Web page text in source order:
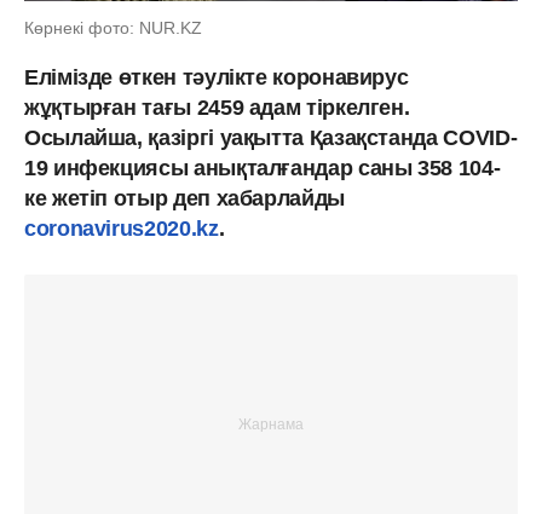
Көрнекі фото: NUR.KZ
Елімізде өткен тәулікте коронавирус
жұқтырған тағы 2459 адам тіркелген.
Осылайша, қазіргі уақытта Қазақстанда COVID-
19 инфекциясы анықталғандар саны 358 104-
ке жетіп отыр деп хабарлайды
coronavirus2020.kz.